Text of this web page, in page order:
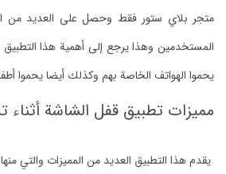
متجر بلاي ستور فقط وحصل على العديد من
المستخدمين وهذا يرجع إلى أهمية هذا التطبيق
يحموا الهواتف الخاصة بهم وكذلك أيضا يحموا
مميزات تطبيق قفل الشاشة أثناء
يقدم هذا التطبيق العديد من المميزات والتي